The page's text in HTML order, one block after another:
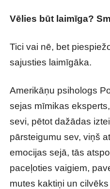
Vēlies būt laimīga?
Tici vai nē, bet
sajusties laimīgāka.
Amerikāņu psihologs
sejas mīmikas
sevi, pētot dažādas
pārsteigumu sev, viņš
emocijas sejā, tās
paceļoties vaigiem,
mutes kaktiņi un